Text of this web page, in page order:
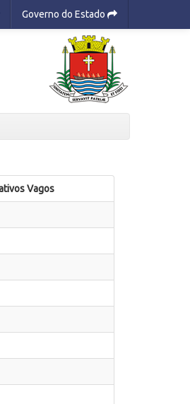
Governo do Estado
Vagos